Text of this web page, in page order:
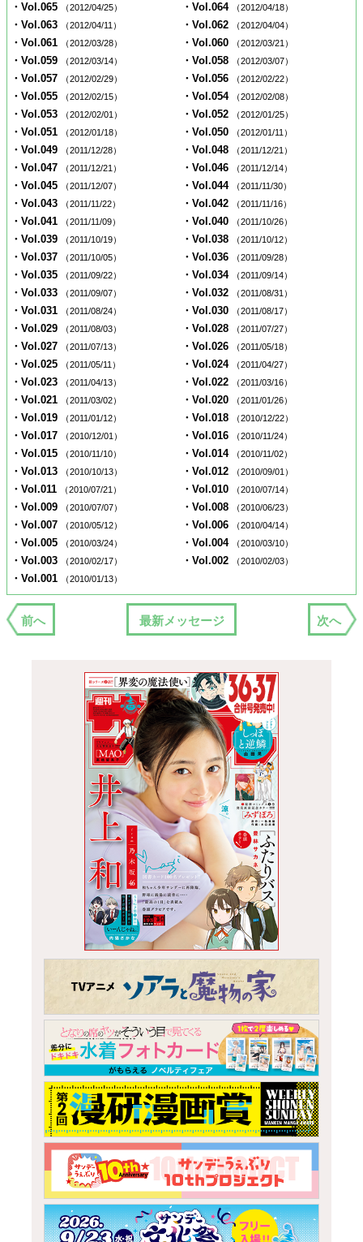
・Vol.065 （2012/04/25） ・Vol.064 （2012/04/18）
・Vol.063 （2012/04/11） ・Vol.062 （2012/04/04）
・Vol.061 （2012/03/28） ・Vol.060 （2012/03/21）
・Vol.059 （2012/03/14） ・Vol.058 （2012/03/07）
・Vol.057 （2012/02/29） ・Vol.056 （2012/02/22）
・Vol.055 （2012/02/15） ・Vol.054 （2012/02/08）
・Vol.053 （2012/02/01） ・Vol.052 （2012/01/25）
・Vol.051 （2012/01/18） ・Vol.050 （2012/01/11）
・Vol.049 （2011/12/28） ・Vol.048 （2011/12/21）
・Vol.047 （2011/12/21） ・Vol.046 （2011/12/14）
・Vol.045 （2011/12/07） ・Vol.044 （2011/11/30）
・Vol.043 （2011/11/22） ・Vol.042 （2011/11/16）
・Vol.041 （2011/11/09） ・Vol.040 （2011/10/26）
・Vol.039 （2011/10/19） ・Vol.038 （2011/10/12）
・Vol.037 （2011/10/05） ・Vol.036 （2011/09/28）
・Vol.035 （2011/09/22） ・Vol.034 （2011/09/14）
・Vol.033 （2011/09/07） ・Vol.032 （2011/08/31）
・Vol.031 （2011/08/24） ・Vol.030 （2011/08/17）
・Vol.029 （2011/08/03） ・Vol.028 （2011/07/27）
・Vol.027 （2011/07/13） ・Vol.026 （2011/05/18）
・Vol.025 （2011/05/11） ・Vol.024 （2011/04/27）
・Vol.023 （2011/04/13） ・Vol.022 （2011/03/16）
・Vol.021 （2011/03/02） ・Vol.020 （2011/01/26）
・Vol.019 （2011/01/12） ・Vol.018 （2010/12/22）
・Vol.017 （2010/12/01） ・Vol.016 （2010/11/24）
・Vol.015 （2010/11/10） ・Vol.014 （2010/11/02）
・Vol.013 （2010/10/13） ・Vol.012 （2010/09/01）
・Vol.011 （2010/07/21） ・Vol.010 （2010/07/14）
・Vol.009 （2010/07/07） ・Vol.008 （2010/06/23）
・Vol.007 （2010/05/12） ・Vol.006 （2010/04/14）
・Vol.005 （2010/03/24） ・Vol.004 （2010/03/10）
・Vol.003 （2010/02/17） ・Vol.002 （2010/02/03）
・Vol.001 （2010/01/13）
前へ 最新メッセージ 次へ